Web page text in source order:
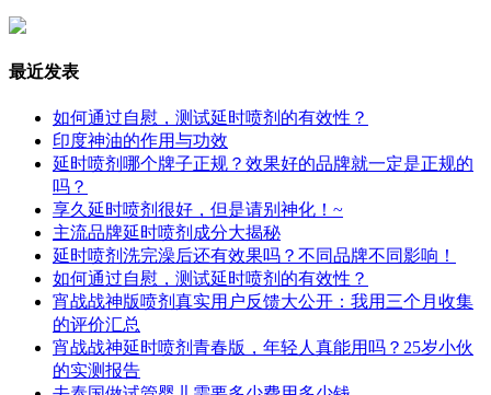
最近发表
如何通过自慰，测试延时喷剂的有效性？
印度神油的作用与功效
延时喷剂哪个牌子正规？效果好的品牌就一定是正规的
吗？
享久延时喷剂很好，但是请别神化！~
主流品牌延时喷剂成分大揭秘
延时喷剂洗完澡后还有效果吗？不同品牌不同影响！
如何通过自慰，测试延时喷剂的有效性？
宵战战神版喷剂真实用户反馈大公开：我用三个月收集
的评价汇总
宵战战神延时喷剂青春版，年轻人真能用吗？25岁小伙
的实测报告